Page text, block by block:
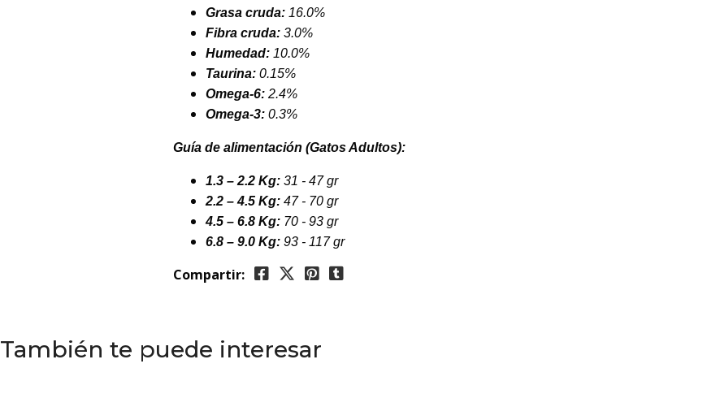
Grasa cruda: 16.0%
Fibra cruda: 3.0%
Humedad: 10.0%
Taurina: 0.15%
Omega-6: 2.4%
Omega-3: 0.3%
Guía de alimentación (Gatos Adultos):
1.3 – 2.2 Kg: 31 - 47 gr
2.2 – 4.5 Kg: 47 - 70 gr
4.5 – 6.8 Kg: 70 - 93 gr
6.8 – 9.0 Kg: 93 - 117 gr
Compartir:
También te puede interesar